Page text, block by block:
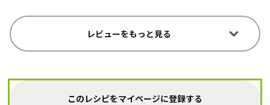
レビューをもっと見る
このレシピをマイページに登録する